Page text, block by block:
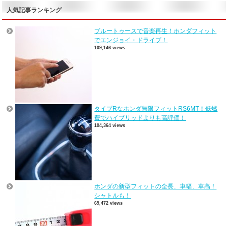
人気記事ランキング
ブルートゥースで音楽再生！ホンダフィット
でエンジョイ・ドライブ！
109,146 views
タイプRなホンダ無限フィットRS6MT！低燃
費でハイブリッドよりも高評価！
104,364 views
ホンダの新型フィットの全長、車幅、車高！
シャトルも！
69,472 views